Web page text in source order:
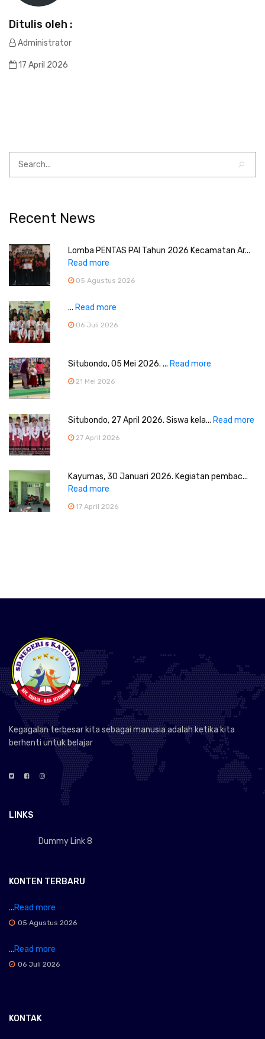
Ditulis oleh :
Administrator
17 April 2026
Recent News
Lomba PENTAS PAI Tahun 2026 Kecamatan Ar...
Read more
05 Agustus 2026
... Read more
06 Juli 2026
Situbondo, 05 Mei 2026. ... Read more
21 Mei 2026
Situbondo, 27 April 2026. Siswa kela... Read more
27 April 2026
Kayumas, 30 Januari 2026. Kegiatan pembac...
Read more
17 April 2026
Kegagalan terbesar kita sebagai manusia adalah ketika kita
berhenti untuk belajar
LINKS
Dummy Link 8
KONTEN TERBARU
...Read more
05 Agustus 2026
...Read more
06 Juli 2026
KONTAK